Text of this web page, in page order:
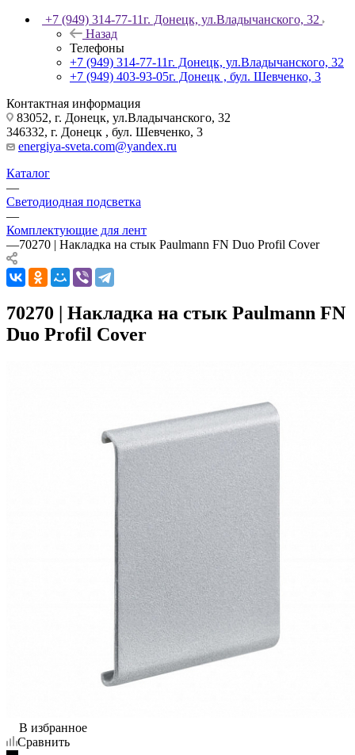
+7 (949) 314-77-11г. Донецк, ул.Владычанского, 32
Назад
Телефоны
+7 (949) 314-77-11г. Донецк, ул.Владычанского, 32
+7 (949) 403-93-05г. Донецк , бул. Шевченко, 3
Контактная информация
83052, г. Донецк, ул.Владычанского, 32
346332, г. Донецк , бул. Шевченко, 3
energiya-sveta.com@yandex.ru
Каталог
—
Светодиодная подсветка
—
Комплектующие для лент
—70270 | Накладка на стык Paulmann FN Duo Profil Cover
70270 | Накладка на стык Paulmann FN
Duo Profil Cover
В избранное
Сравнить